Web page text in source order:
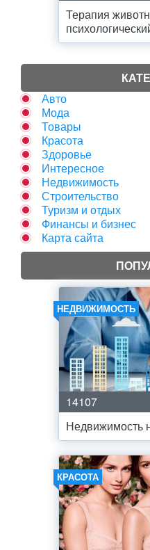
Терапия
Авто
Мода
Товары
Красота
Здоровье
Интересное
Недвижимость
Строительство
Туризм и отдых
Финансы и бизнес
Карта сайта
НЕДВИЖИМОСТЬ
14107
Недвижимость
КРАСОТА